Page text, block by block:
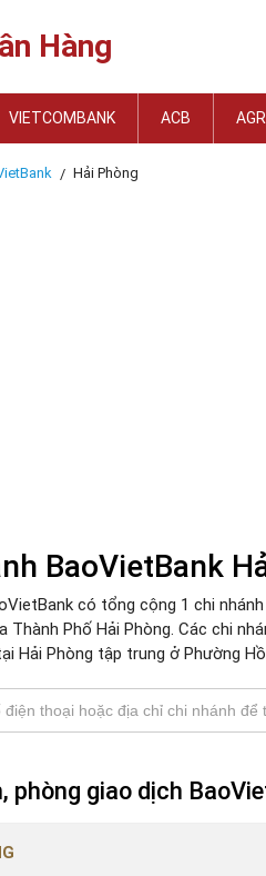
Hàng
VIETCOMBANK ACB
Hải Phòng
BaoVietBank
có tổng cộng 1 chi
Thành Phố Hải Phòng. Các chi
Hải Phòng tập trung ở Phường
phòng giao dịch